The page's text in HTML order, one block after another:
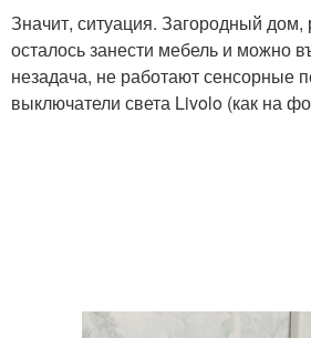
Значит, ситуация. Загородный дом,
осталось занести мебель и можно
незадача, не работают сенсорные
выключатели света Livolo (как на